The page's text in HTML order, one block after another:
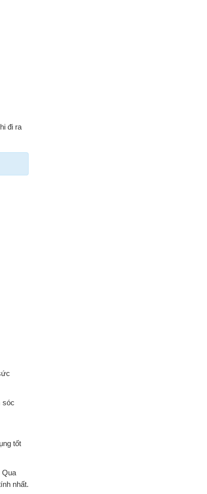
đi ra
sóc
tốt
Qua
nhất.